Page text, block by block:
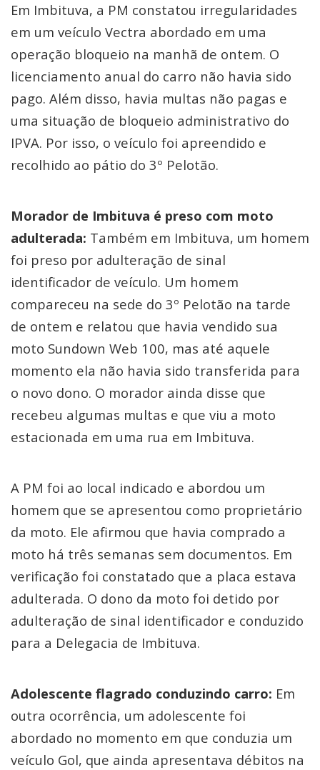
Em Imbituva, a PM constatou irregularidades
em um veículo Vectra abordado em uma
operação bloqueio na manhã de ontem. O
licenciamento anual do carro não havia sido
pago. Além disso, havia multas não pagas e
uma situação de bloqueio administrativo do
IPVA. Por isso, o veículo foi apreendido e
recolhido ao pátio do 3º Pelotão.
Morador de Imbituva é preso com moto
adulterada: Também em Imbituva, um homem
foi preso por adulteração de sinal
identificador de veículo. Um homem
compareceu na sede do 3º Pelotão na tarde
de ontem e relatou que havia vendido sua
moto Sundown Web 100, mas até aquele
momento ela não havia sido transferida para
o novo dono. O morador ainda disse que
recebeu algumas multas e que viu a moto
estacionada em uma rua em Imbituva.
A PM foi ao local indicado e abordou um
homem que se apresentou como proprietário
da moto. Ele afirmou que havia comprado a
moto há três semanas sem documentos. Em
verificação foi constatado que a placa estava
adulterada. O dono da moto foi detido por
adulteração de sinal identificador e conduzido
para a Delegacia de Imbituva.
Adolescente flagrado conduzindo carro: Em
outra ocorrência, um adolescente foi
abordado no momento em que conduzia um
veículo Gol, que ainda apresentava débitos na